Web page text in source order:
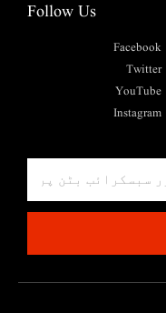
Follow Us
Facebook
Twitter
YouTube
Instagram